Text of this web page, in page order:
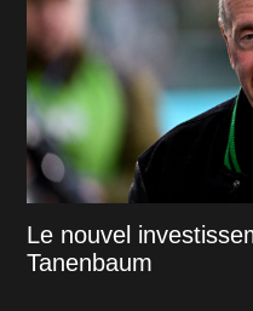
Le nouvel
Tanenbaum